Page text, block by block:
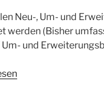
Neu-, Um- und
werden (Bisher
Um- und